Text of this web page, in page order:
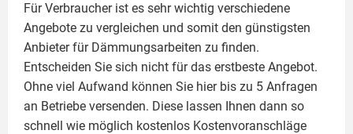
Für Verbraucher ist es sehr wichtig verschiedene
Angebote zu vergleichen und somit den günstigsten
Anbieter für Dämmungsarbeiten zu finden.
Entscheiden Sie sich nicht für das erstbeste Angebot.
Ohne viel Aufwand können Sie hier bis zu 5 Anfragen
an Betriebe versenden. Diese lassen Ihnen dann so
schnell wie möglich kostenlos Kostenvoranschläge